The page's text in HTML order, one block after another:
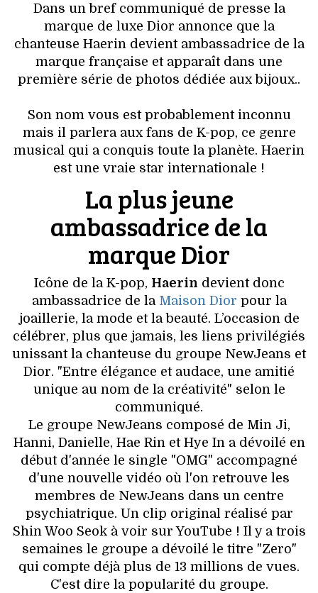
BEAUTÉ
MODE DE RUE
JEUNES CRÉATEURS
HISTOIRE DES MARQUES
DÉCO
VOYAGES & LOISIRS
Dans un bref communiqué de presse la
marque de luxe Dior annonce que la
chanteuse Haerin devient ambassadrice de la
marque française et apparaît dans une
première série de photos dédiée aux bijoux..
Son nom vous est probablement inconnu
mais il parlera aux fans de K-pop, ce genre
musical qui a conquis toute la planète. Haerin
est une vraie star internationale !
La plus jeune
ambassadrice de la
marque Dior
Icône de la K-pop, Haerin devient donc
ambassadrice de la Maison Dior pour la
joaillerie, la mode et la beauté. L’occasion de
célébrer, plus que jamais, les liens privilégiés
unissant la chanteuse du groupe NewJeans et
Dior. "Entre élégance et audace, une amitié
unique au nom de la créativité" selon le
communiqué.
Le groupe NewJeans composé de Min Ji,
Hanni, Danielle, Hae Rin et Hye In a dévoilé en
début d'année le single "OMG" accompagné
d'une nouvelle vidéo où l'on retrouve les
membres de NewJeans dans un centre
psychiatrique. Un clip original réalisé par
Shin Woo Seok à voir sur YouTube ! Il y a trois
semaines le groupe a dévoilé le titre "Zero"
qui compte déjà plus de 13 millions de vues.
C'est dire la popularité du groupe.